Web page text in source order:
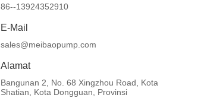
86--13924352910
E-Mail
sales@meibaopump.com
Alamat
Bangunan 2, No. 68 Xingzhou Road, Kota
Shatian, Kota Dongguan, Provinsi